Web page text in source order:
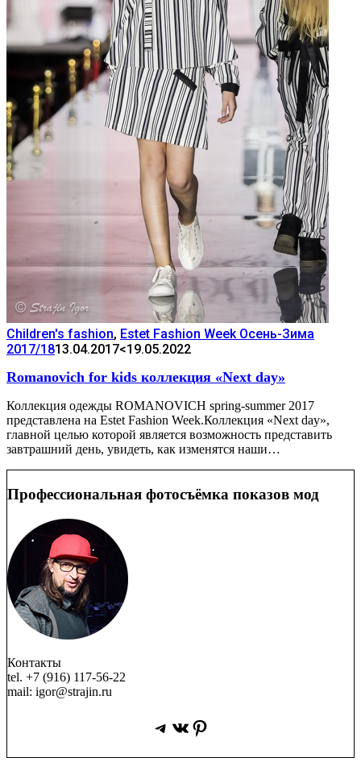
Children's fashion, Estet Fashion Week Осень-Зима
2017/1813.04.2017<19.05.2022
Romanovich for kids коллекция «Next day»
Коллекция одежды ROMANOVICH spring-summer 2017
представлена на Estet Fashion Week.Коллекция «Next day»,
главной целью которой является возможность представить
завтрашний день, увидеть, как изменятся наши…
Профессиональная фотосъёмка показов мод
Контакты
tel. +7 (916) 117-56-22
mail: igor@strajin.ru
Telegram
ВКонтакте
Pinterest